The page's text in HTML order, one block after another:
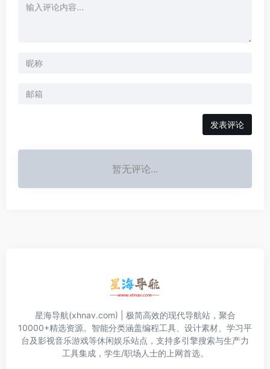
发表评论
暂无评论...
星海导航(xhnav.com) | 极简高效的现代导航站，聚合
10000+精选资源。智能分类涵盖编程工具、设计素材、学习平
台及影视音乐游戏等休闲娱乐站点，支持多引擎搜索与生产力
工具集成，学生/职场人士的上网首选。